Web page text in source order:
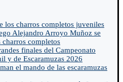
los charros completos juveniles
Alejandro Arroyo Muñoz se
charros completos
finales del Campeonato
y de Escaramuzas 2026
el mando de las escaramuzas